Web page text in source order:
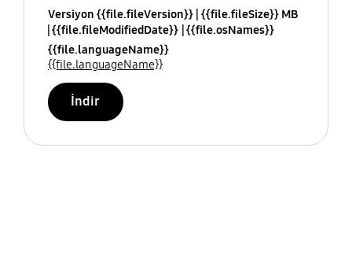
Versiyon {{file.fileVersion}} {{file.fileSize}} MB
{{file.fileModifiedDate}} {{file.osNames}}
{{file.languageName}}
{{file.languageName}}
İndir